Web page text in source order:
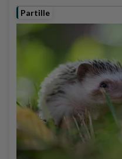
Partille